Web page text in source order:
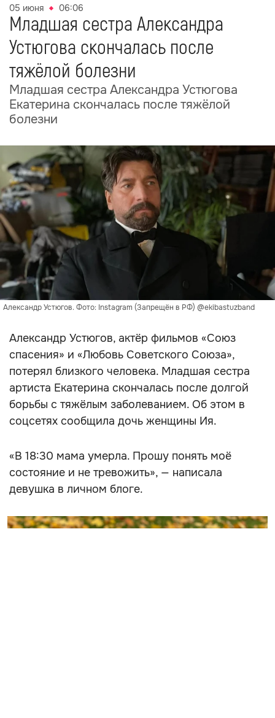
05 июня 06:06
Младшая сестра Александра
Устюгова скончалась после
тяжёлой болезни
Младшая сестра Александра Устюгова
Екатерина скончалась после тяжёлой
болезни
Александр Устюгов. Фото: Instagram (Запрещён в РФ) @ekibastuzband
Александр Устюгов, актёр фильмов «Союз
спасения» и «Любовь Советского Союза»,
потерял близкого человека. Младшая сестра
артиста Екатерина скончалась после долгой
борьбы с тяжёлым заболеванием. Об этом в
соцсетях сообщила дочь женщины Ия.
«В 18:30 мама умерла. Прошу понять моё
состояние и не тревожить», — написала
девушка в личном блоге.